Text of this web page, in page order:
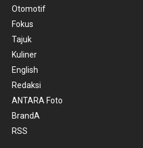
Otomotif
Fokus
Tajuk
Kuliner
English
Redaksi
ANTARA Foto
BrandA
RSS